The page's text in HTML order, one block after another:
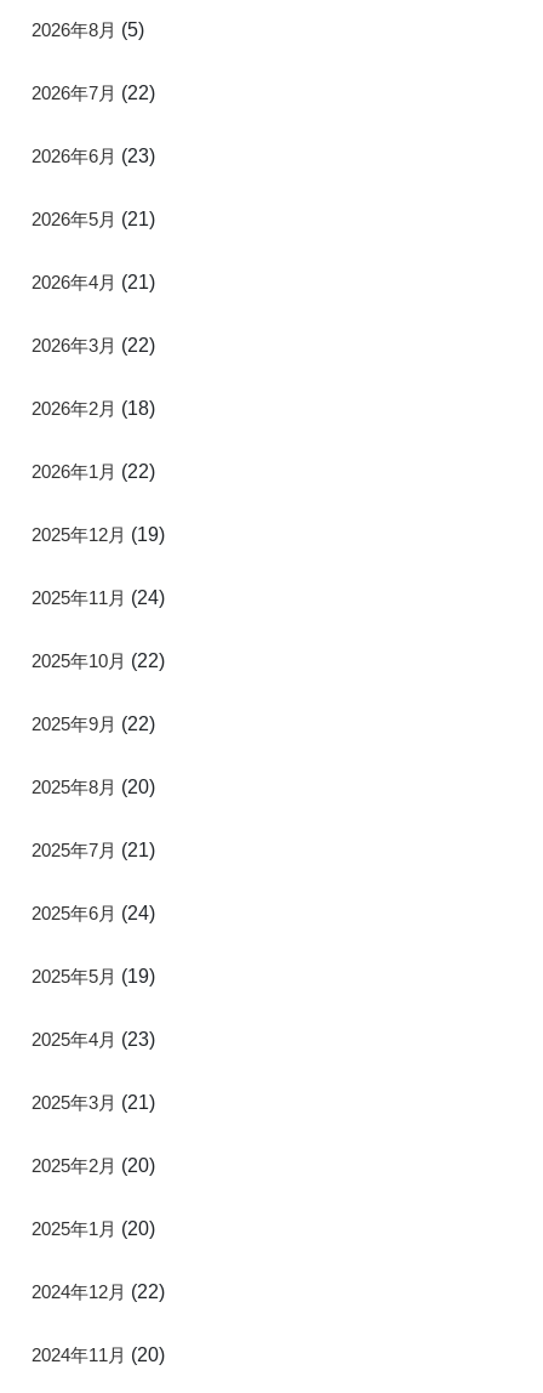
2026年8月 (5)
2026年7月 (22)
2026年6月 (23)
2026年5月 (21)
2026年4月 (21)
2026年3月 (22)
2026年2月 (18)
2026年1月 (22)
2025年12月 (19)
2025年11月 (24)
2025年10月 (22)
2025年9月 (22)
2025年8月 (20)
2025年7月 (21)
2025年6月 (24)
2025年5月 (19)
2025年4月 (23)
2025年3月 (21)
2025年2月 (20)
2025年1月 (20)
2024年12月 (22)
2024年11月 (20)